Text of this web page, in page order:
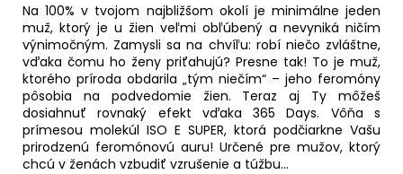
Na 100% v tvojom najbližšom okolí je minimálne jeden
muž, ktorý je u žien veľmi obľúbený a nevyniká ničím
výnimočným. Zamysli sa na chvíľu: robí niečo zvláštne,
vďaka čomu ho ženy priťahujú? Presne tak! To je muž,
ktorého príroda obdarila „tým niečím“ – jeho feromóny
pôsobia na podvedomie žien. Teraz aj Ty môžeš
dosiahnuť rovnaký efekt vďaka 365 Days. Vôňa s
prímesou molekúl ISO E SUPER, ktorá podčiarkne Vašu
prirodzenú feromónovú auru! Určené pre mužov, ktorý
chcú v ženách vzbudiť vzrušenie a túžbu...